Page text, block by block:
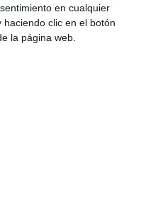
en cualquier
clic en el botón
la página web.